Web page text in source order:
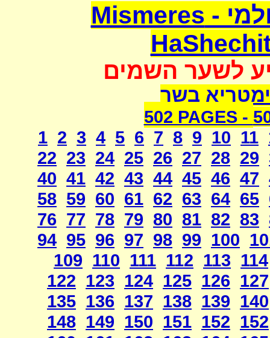
משמרת השחיטה העולמי - Mismeres
לשער השמים
בשר
502 PAGES -
1 2 3 4 5 6 7 8 9 10 11
22 23 24 25 26 27 28 29
40 41 42 43 44 45 46 47
58 59 60 61 62 63 64 65
76 77 78 79 80 81 82 83
94 95 96 97 98 99 100
109 110 111 112 113 114
122 123 124 125 126 127
135 136 137 138 139 140
148 149 150 151 152 152